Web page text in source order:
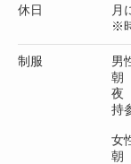
休日
月
※
制服
男
朝
夜
持
女
朝